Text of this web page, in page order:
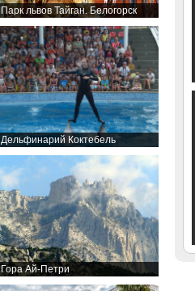
Парк львов Тайган. Белогорск
Дельфинарий Коктебель
Гора Ай-Петри